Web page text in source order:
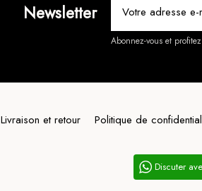
Newsletter
Abonnez-vous et
Livraison et retour Politique de
Discuter